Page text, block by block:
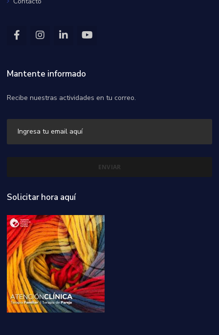
Mantente informado
Recibe nuestras actividades en tu correo.
Solicitar hora aquí